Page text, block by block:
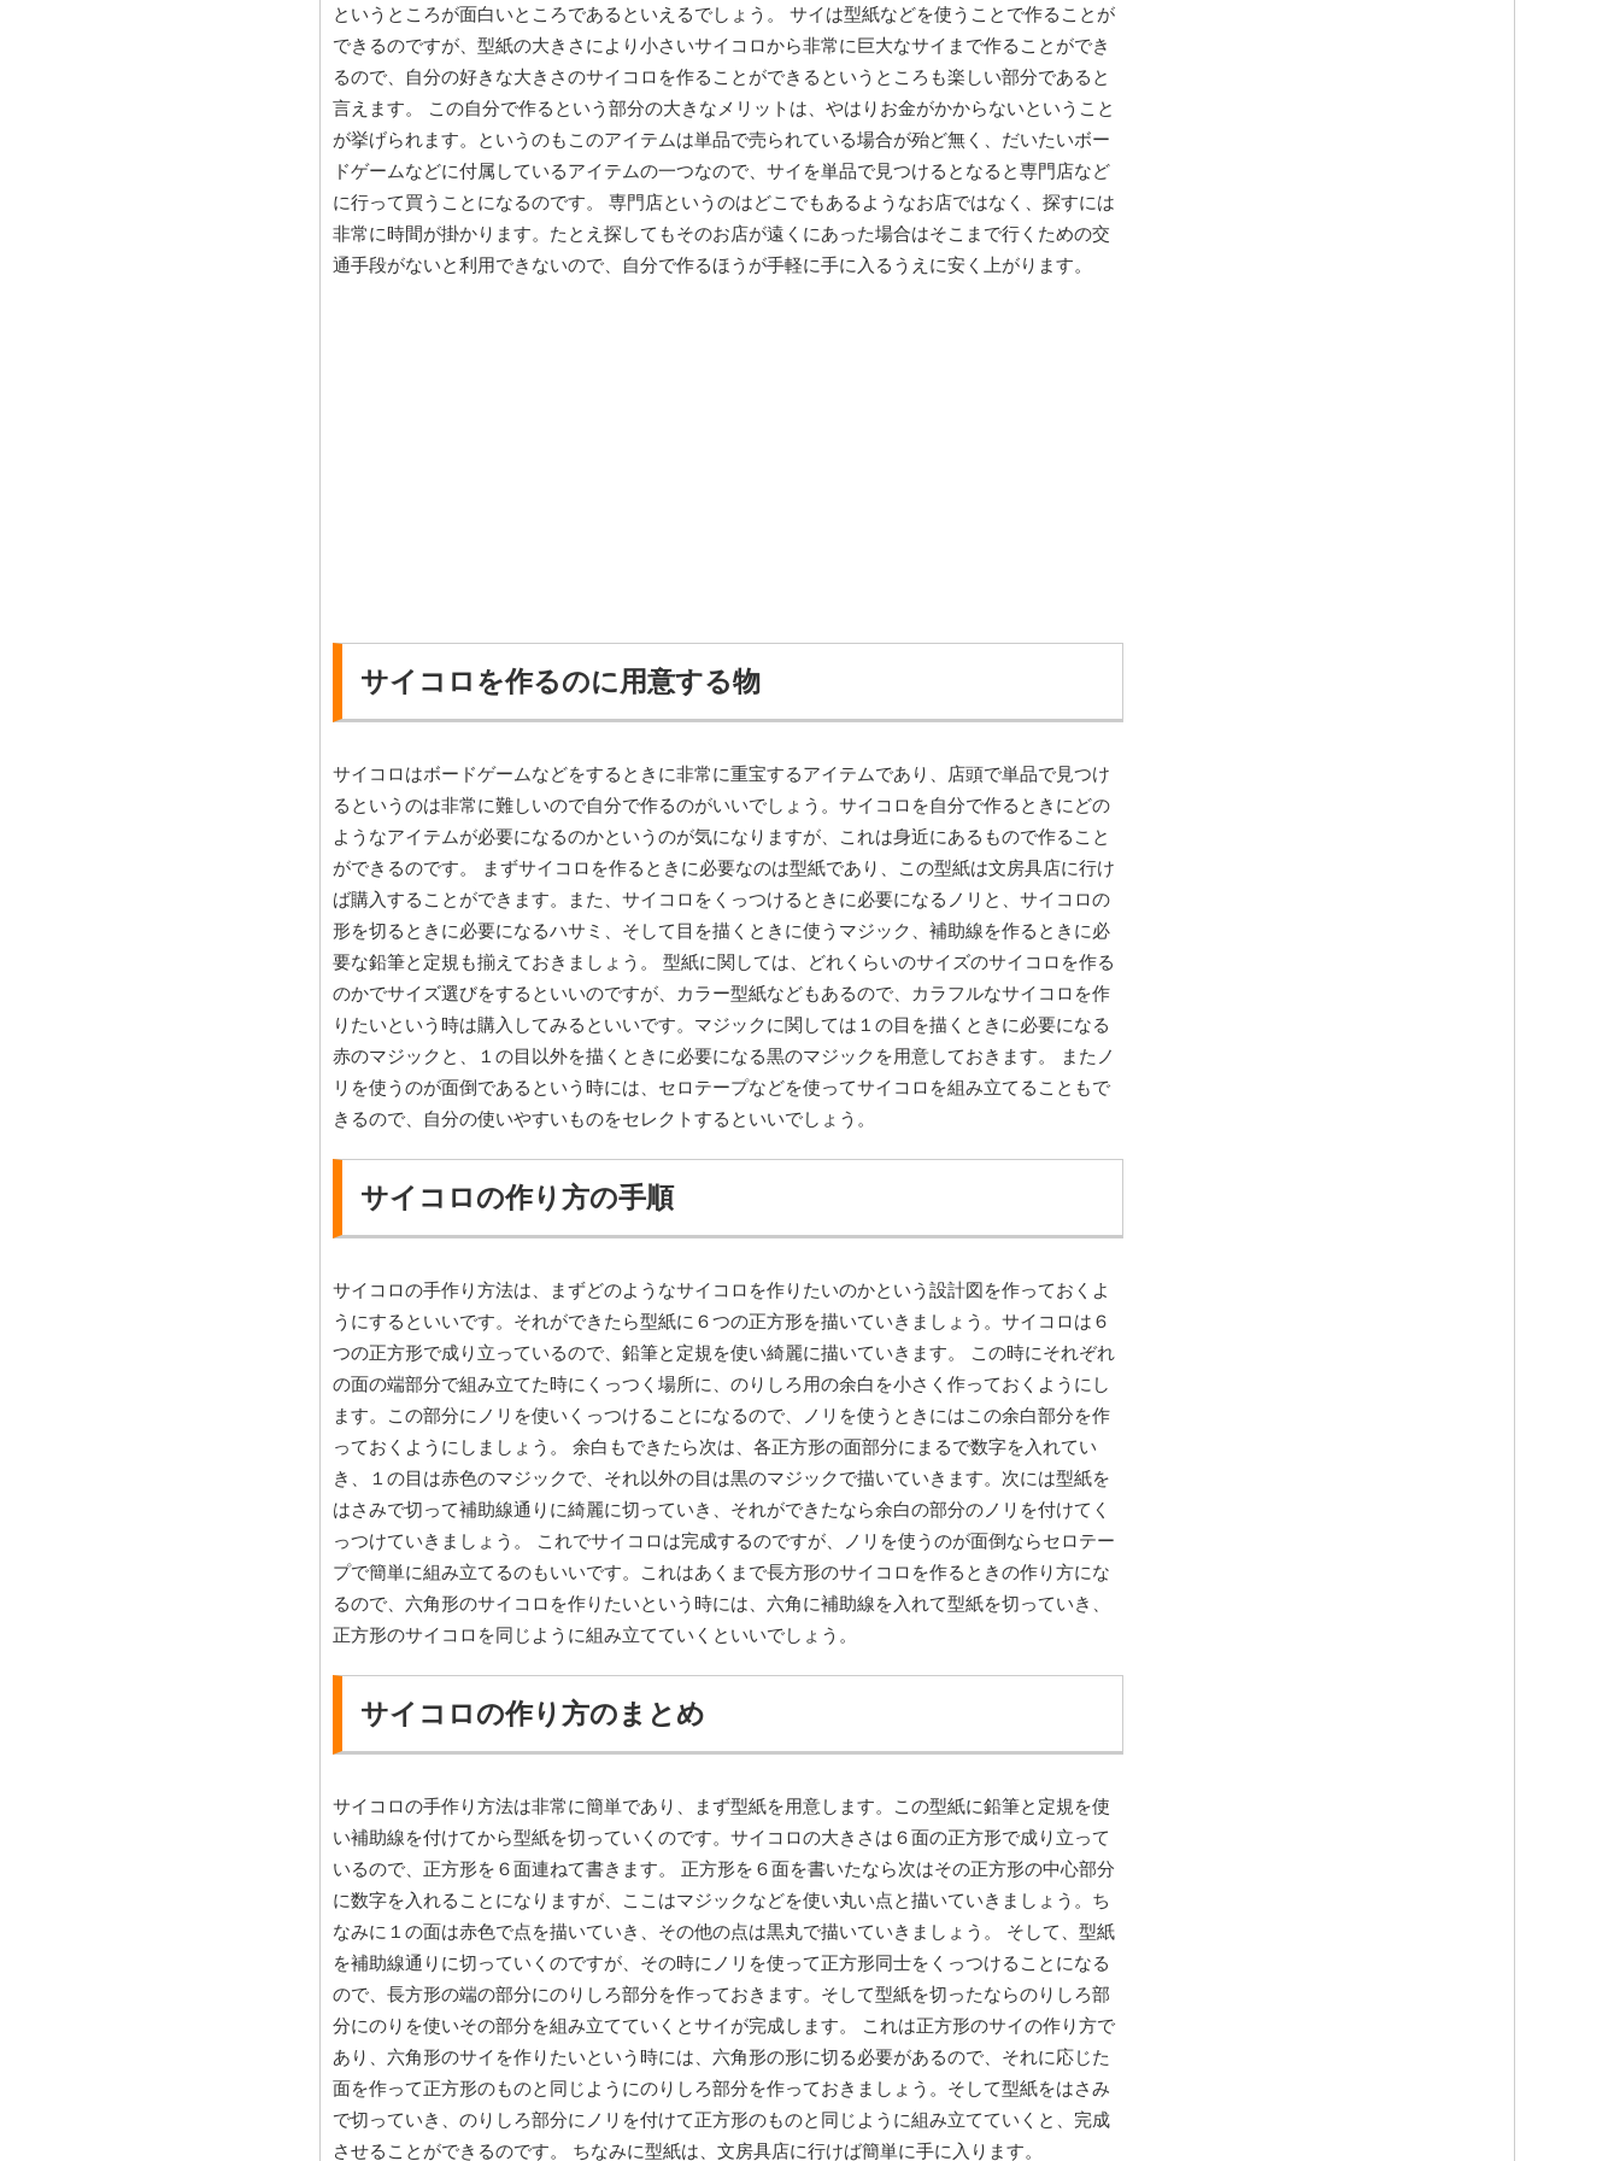
というところが面白いところであるといえるでしょう。 サイは型紙などを使うことで作ることが
できるのですが、型紙の大きさにより小さいサイコロから非常に巨大なサイまで作ることができ
るので、自分の好きな大きさのサイコロを作ることができるというところも楽しい部分であると
言えます。 この自分で作るという部分の大きなメリットは、やはりお金がかからないということ
が挙げられます。というのもこのアイテムは単品で売られている場合が殆ど無く、だいたいボー
ドゲームなどに付属しているアイテムの一つなので、サイを単品で見つけるとなると専門店など
に行って買うことになるのです。 専門店というのはどこでもあるようなお店ではなく、探すには
非常に時間が掛かります。たとえ探してもそのお店が遠くにあった場合はそこまで行くための交
通手段がないと利用できないので、自分で作るほうが手軽に手に入るうえに安く上がります。
サイコロを作るのに用意する物
サイコロはボードゲームなどをするときに非常に重宝するアイテムであり、店頭で単品で見つけ
るというのは非常に難しいので自分で作るのがいいでしょう。サイコロを自分で作るときにどの
ようなアイテムが必要になるのかというのが気になりますが、これは身近にあるもので作ること
ができるのです。 まずサイコロを作るときに必要なのは型紙であり、この型紙は文房具店に行け
ば購入することができます。また、サイコロをくっつけるときに必要になるノリと、サイコロの
形を切るときに必要になるハサミ、そして目を描くときに使うマジック、補助線を作るときに必
要な鉛筆と定規も揃えておきましょう。 型紙に関しては、どれくらいのサイズのサイコロを作る
のかでサイズ選びをするといいのですが、カラー型紙などもあるので、カラフルなサイコロを作
りたいという時は購入してみるといいです。マジックに関しては１の目を描くときに必要になる
赤のマジックと、１の目以外を描くときに必要になる黒のマジックを用意しておきます。 またノ
リを使うのが面倒であるという時には、セロテープなどを使ってサイコロを組み立てることもで
きるので、自分の使いやすいものをセレクトするといいでしょう。
サイコロの作り方の手順
サイコロの手作り方法は、まずどのようなサイコロを作りたいのかという設計図を作っておくよ
うにするといいです。それができたら型紙に６つの正方形を描いていきましょう。サイコロは６
つの正方形で成り立っているので、鉛筆と定規を使い綺麗に描いていきます。 この時にそれぞれ
の面の端部分で組み立てた時にくっつく場所に、のりしろ用の余白を小さく作っておくようにし
ます。この部分にノリを使いくっつけることになるので、ノリを使うときにはこの余白部分を作
っておくようにしましょう。 余白もできたら次は、各正方形の面部分にまるで数字を入れてい
き、１の目は赤色のマジックで、それ以外の目は黒のマジックで描いていきます。次には型紙を
はさみで切って補助線通りに綺麗に切っていき、それができたなら余白の部分のノリを付けてく
っつけていきましょう。 これでサイコロは完成するのですが、ノリを使うのが面倒ならセロテー
プで簡単に組み立てるのもいいです。これはあくまで長方形のサイコロを作るときの作り方にな
るので、六角形のサイコロを作りたいという時には、六角に補助線を入れて型紙を切っていき、
正方形のサイコロを同じように組み立てていくといいでしょう。
サイコロの作り方のまとめ
サイコロの手作り方法は非常に簡単であり、まず型紙を用意します。この型紙に鉛筆と定規を使
い補助線を付けてから型紙を切っていくのです。サイコロの大きさは６面の正方形で成り立って
いるので、正方形を６面連ねて書きます。 正方形を６面を書いたなら次はその正方形の中心部分
に数字を入れることになりますが、ここはマジックなどを使い丸い点と描いていきましょう。ち
なみに１の面は赤色で点を描いていき、その他の点は黒丸で描いていきましょう。 そして、型紙
を補助線通りに切っていくのですが、その時にノリを使って正方形同士をくっつけることになる
ので、長方形の端の部分にのりしろ部分を作っておきます。そして型紙を切ったならのりしろ部
分にのりを使いその部分を組み立てていくとサイが完成します。 これは正方形のサイの作り方で
あり、六角形のサイを作りたいという時には、六角形の形に切る必要があるので、それに応じた
面を作って正方形のものと同じようにのりしろ部分を作っておきましょう。そして型紙をはさみ
で切っていき、のりしろ部分にノリを付けて正方形のものと同じように組み立てていくと、完成
させることができるのです。 ちなみに型紙は、文房具店に行けば簡単に手に入ります。